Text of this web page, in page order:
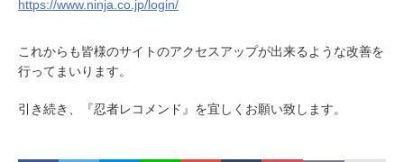
https://www.ninja.co.jp/login/
これからも皆様のサイトのアクセスアップが出来るような改善を
行ってまいります。
引き続き、『忍者レコメンド』を宜しくお願い致します。